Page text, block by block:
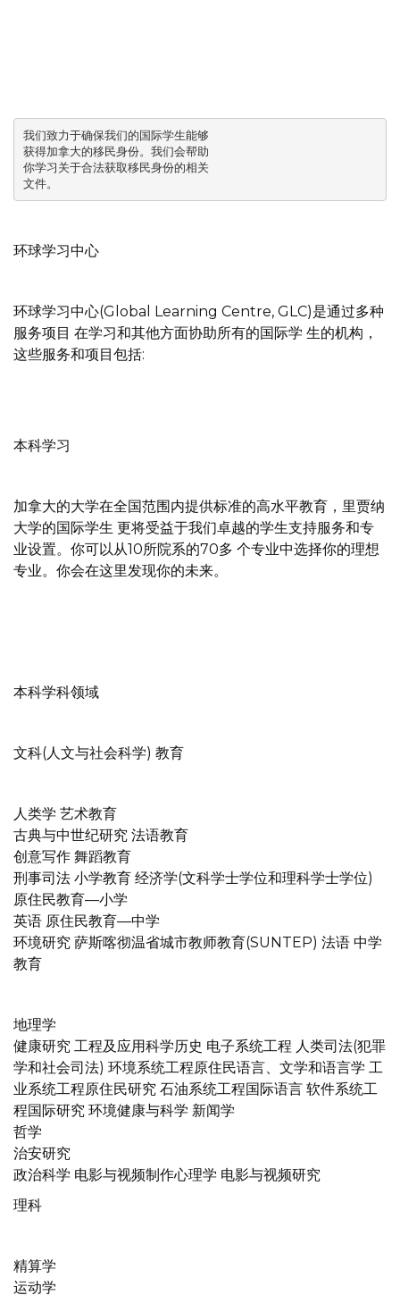
我们致力于确保我们的国际学生能够
获得加拿大的移民身份。我们会帮助
你学习关于合法获取移民身份的相关
文件。
环球学习中心
环球学习中心(Global Learning Centre, GLC)是通过多种
服务项目 在学习和其他方面协助所有的国际学 生的机构，
这些服务和项目包括:
本科学习
加拿大的大学在全国范围内提供标准的高水平教育，里贾纳
大学的国际学生 更将受益于我们卓越的学生支持服务和专
业设置。你可以从10所院系的70多 个专业中选择你的理想
专业。你会在这里发现你的未来。
本科学科领域
文科(人文与社会科学) 教育
人类学 艺术教育
古典与中世纪研究 法语教育
创意写作 舞蹈教育
刑事司法 小学教育 经济学(文科学士学位和理科学士学位)
原住民教育—小学
英语 原住民教育—中学
环境研究 萨斯喀彻温省城市教师教育(SUNTEP) 法语 中学
教育
地理学
健康研究 工程及应用科学历史 电子系统工程 人类司法(犯罪
学和社会司法) 环境系统工程原住民语言、文学和语言学 工
业系统工程原住民研究 石油系统工程国际语言 软件系统工
程国际研究 环境健康与科学 新闻学
哲学
治安研究
政治科学 电影与视频制作心理学 电影与视频研究
理科
精算学
运动学